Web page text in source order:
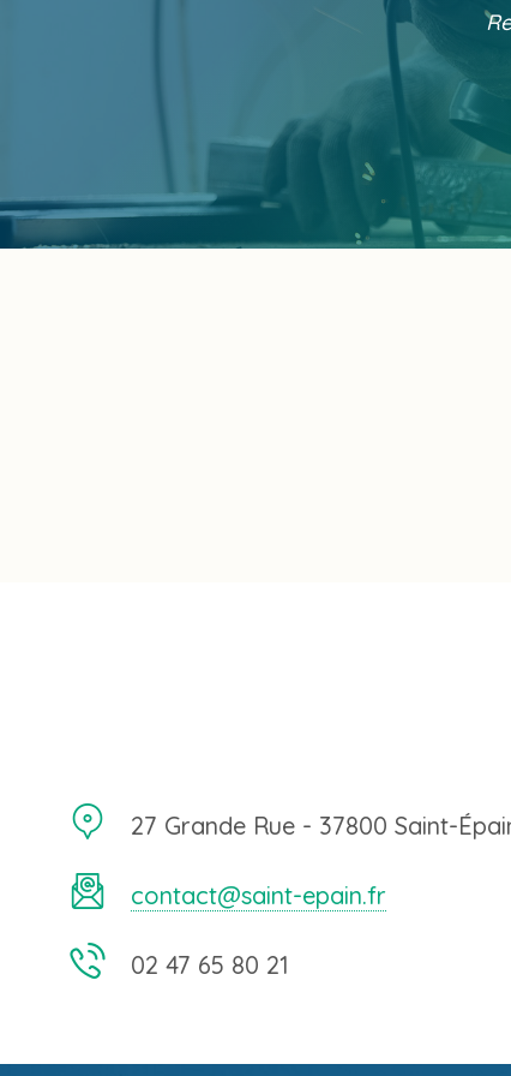
27 Grande Rue - 37800 Saint-
contact@saint-epain.fr
02 47 65 80 21